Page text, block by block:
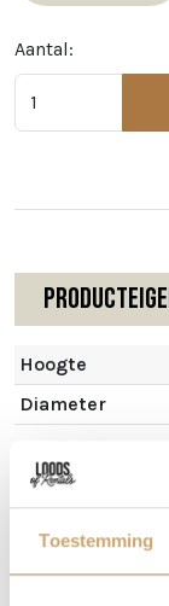
Toestemming
Aantal:
Hoogte
Diameter
Omschrijving